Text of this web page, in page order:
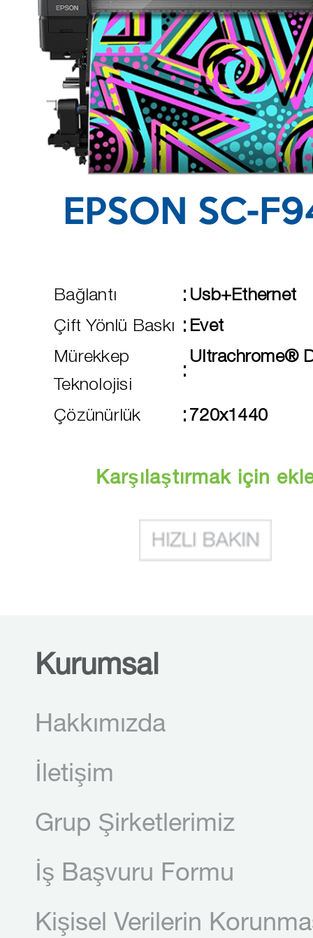
EPSON SC-
Bağlantı : Usb+Ethernet
Çift Yönlü Baskı : Evet
Mürekkep
Teknolojisi
:
Ultrachrome®
Çözünürlük : 720x1440
Karşılaştırmak için
Kurumsal
Hakkımızda
İletişim
Grup Şirketlerimiz
İş Başvuru Formu
Kişisel Verilerin